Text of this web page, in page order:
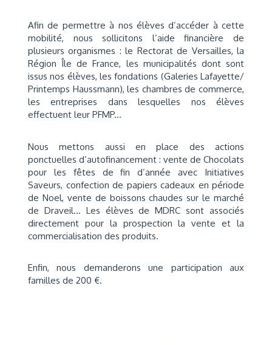
Afin de permettre à nos élèves d’accéder à cette
mobilité, nous sollicitons l’aide financière de
plusieurs organismes : le Rectorat de Versailles, la
Région Île de France, les municipalités dont sont
issus nos élèves, les fondations (Galeries Lafayette/
Printemps Haussmann), les chambres de commerce,
les entreprises dans lesquelles nos élèves
effectuent leur PFMP...
Nous mettons aussi en place des actions
ponctuelles d’autofinancement : vente de Chocolats
pour les fêtes de fin d’année avec Initiatives
Saveurs, confection de papiers cadeaux en période
de Noel, vente de boissons chaudes sur le marché
de Draveil... Les élèves de MDRC sont associés
directement pour la prospection la vente et la
commercialisation des produits.
Enfin, nous demanderons une participation aux
familles de 200 €.